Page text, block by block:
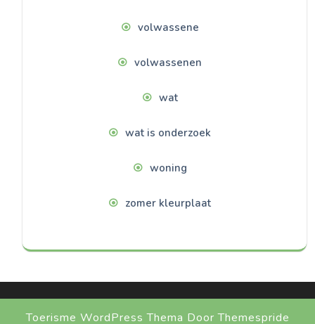
volwassene
volwassenen
wat
wat is onderzoek
woning
zomer kleurplaat
Toerisme WordPress Thema Door Themespride